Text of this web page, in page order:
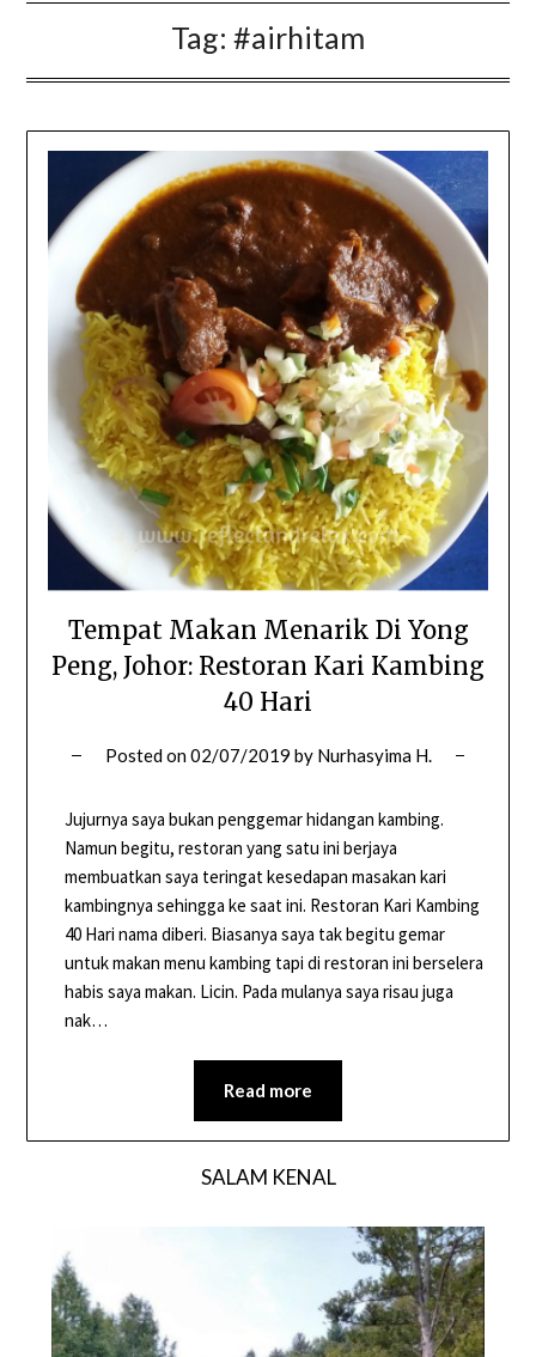
Tag: #airhitam
Tempat Makan Menarik Di Yong
Peng, Johor: Restoran Kari Kambing
40 Hari
Posted on02/07/2019 by Nurhasyima H.
Jujurnya saya bukan penggemar hidangan kambing.
Namun begitu, restoran yang satu ini berjaya
membuatkan saya teringat kesedapan masakan kari
kambingnya sehingga ke saat ini. Restoran Kari Kambing
40 Hari nama diberi. Biasanya saya tak begitu gemar
untuk makan menu kambing tapi di restoran ini berselera
habis saya makan. Licin. Pada mulanya saya risau juga
nak…
Read more
SALAM KENAL